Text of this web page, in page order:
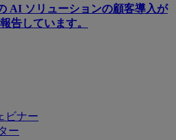
AI ソリューションの顧客導入が
告しています。
ビナー
ー